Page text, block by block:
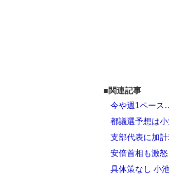
■関連記事
今や週1ペース
都議選予想は
支部代表に加
安倍首相も激
具体策なし 小